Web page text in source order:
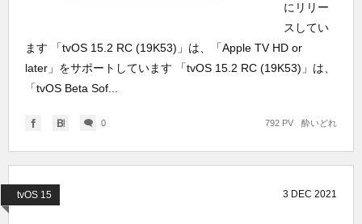
にリリー
スしてい
ます 「tvOS 15.2 RC (19K53)」は、「Apple TV HD or
later」をサポートしています 「tvOS 15.2 RC (19K53)」は、
「tvOS Beta Sof...
0 酔いどれ
792 PV
tvOS 15 3 DEC 2021